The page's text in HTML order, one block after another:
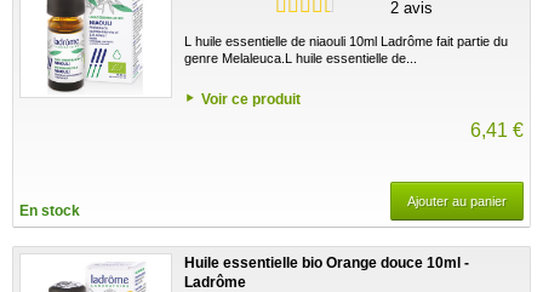
2 avis
L huile essentielle de niaouli 10ml Ladrôme fait partie du
genre Melaleuca.L huile essentielle de...
Voir ce produit
6,41 €
En stock
Ajouter au panier
Huile essentielle bio Orange douce 10ml -
Ladrôme